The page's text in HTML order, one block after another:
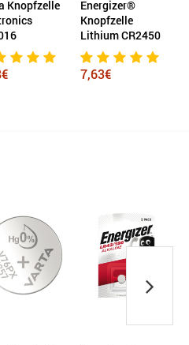
Knopfzelle
Energizer®
Knopfzelle
Lithium CR2450
7,63€